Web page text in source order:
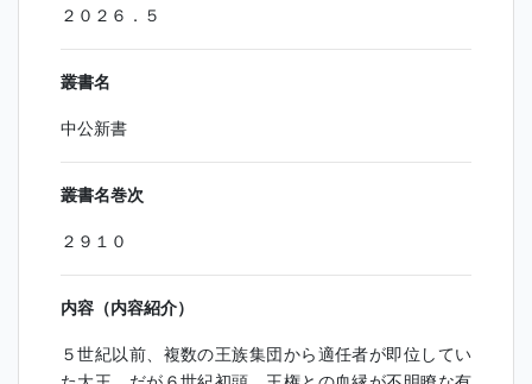
２０２６．５
叢書名
中公新書
叢書名巻次
２９１０
内容（内容紹介）
５世紀以前、複数の王族集団から適任者が即位してい